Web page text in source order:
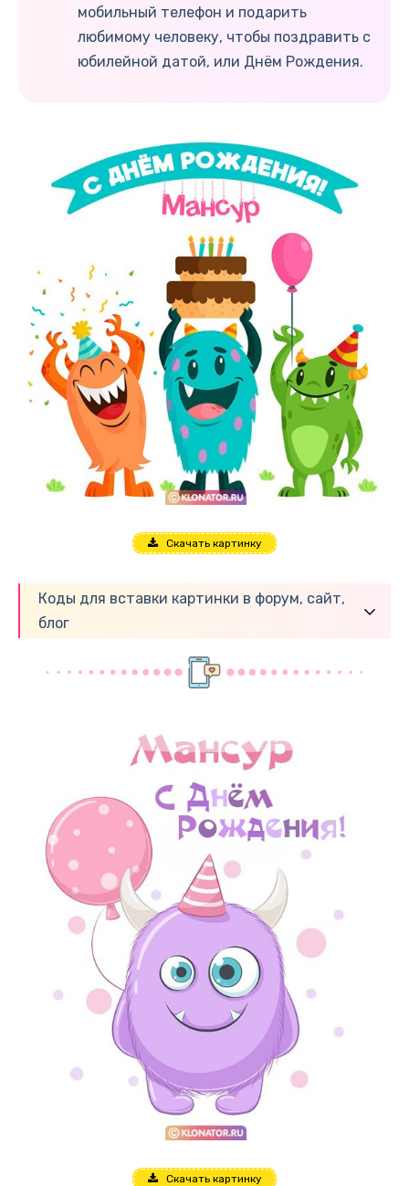
мобильный телефон и подарить
любимому человеку, чтобы поздравить с
юбилейной датой, или Днём Рождения.
Скачать картинку
Коды для вставки картинки в форум, сайт,
блог
Скачать картинку